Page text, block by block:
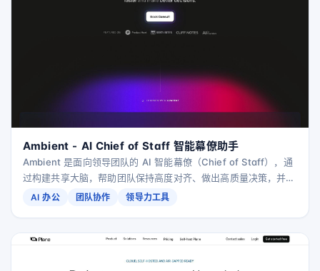
Ambient - AI Chief of Staff 智能幕僚助手
Ambient 是面向领导团队的 AI 智能幕僚（Chief of Staff），通
过构建共享大脑，帮助团队保持高度对齐、做出高质量决策，并以
更快节奏协同推进业务。
AI 办公 团队协作 领导力工具